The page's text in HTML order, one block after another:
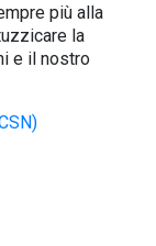
più alla
la
e il nostro